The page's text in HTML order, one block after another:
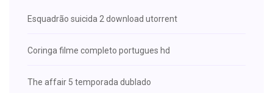
Esquadrão suicida 2 download utorrent
Coringa filme completo portugues hd
The affair 5 temporada dublado